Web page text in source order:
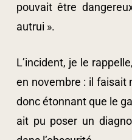
pouvait être
autrui ».
L’incident, je le
en novembre : il faisait
donc étonnant que le
ait pu poser un